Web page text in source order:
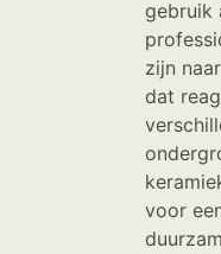
gebruik
zijn
dat
voor